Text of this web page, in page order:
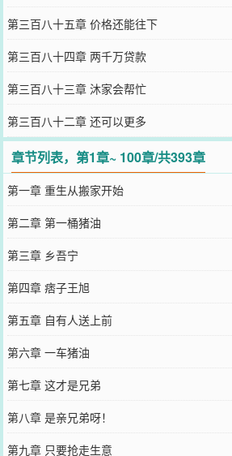
第三百八十五章 价格还能往下
第三百八十四章 两千万贷款
第三百八十三章 沐家会帮忙
第三百八十二章 还可以更多
章节列表，第1章~ 100章/共393章
第一章 重生从搬家开始
第二章 第一桶猪油
第三章 乡吾宁
第四章 痞子王旭
第五章 自有人送上前
第六章 一车猪油
第七章 这才是兄弟
第八章 是亲兄弟呀！
第九章 只要抢走生意